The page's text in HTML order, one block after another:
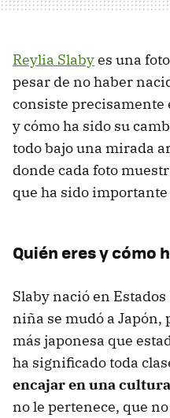
Reylia Slabyes una
pesar de no haber
consiste precisamente
y cómo ha sido su
todo bajo una mirada
donde cada foto
que ha sido
Quién eres y cómo
Slaby nació en
niña se mudó a Japón,
más japonesa que
ha significado toda
encajar en una
no le pertenece, que